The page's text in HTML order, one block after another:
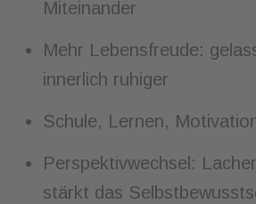
Miteinander
Mehr Lebensfreude:
innerlich ruhiger
Schule, Lernen,
Perspektivwechsel:
stärkt das